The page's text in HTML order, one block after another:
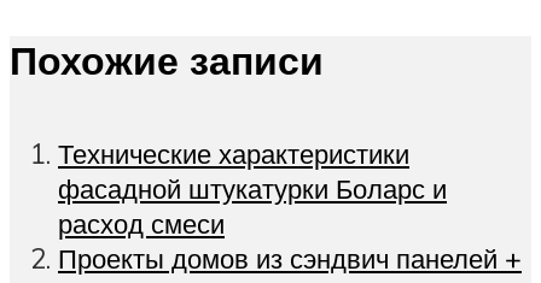
Похожие записи
Технические характеристики
фасадной штукатурки Боларс и
расход смеси
Проекты домов из сэндвич панелей +